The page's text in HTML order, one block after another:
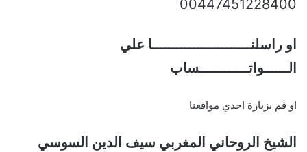
00447451228400
او راسلنــــــــــــــــــــــــا علي
الــــــواتــــــــــــساب
او قم بزيارة احدي مواقعنا
الشيخ الروحاني المغربي سيف الدين السوسي